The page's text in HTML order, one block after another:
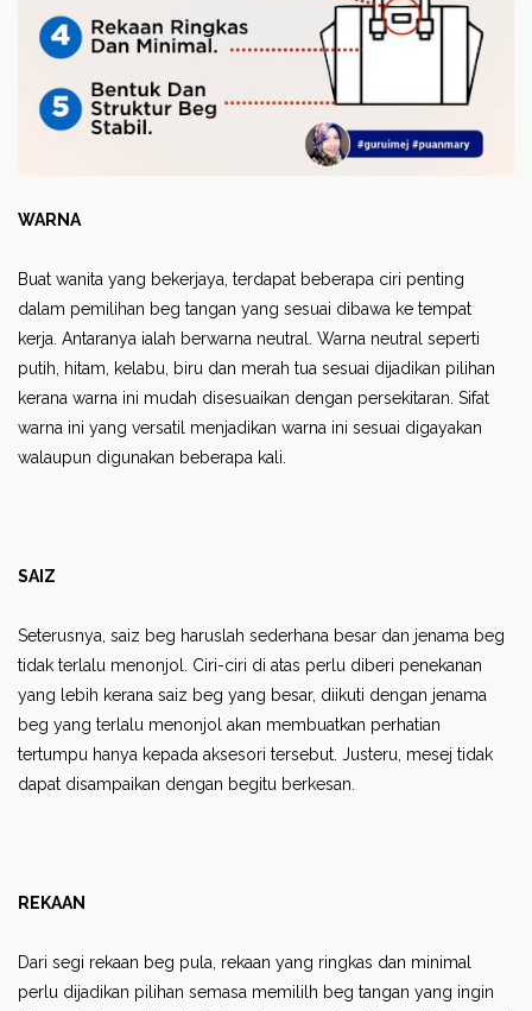
WARNA
Buat wanita yang bekerjaya, terdapat beberapa ciri penting
dalam pemilihan beg tangan yang sesuai dibawa ke tempat
kerja. Antaranya ialah berwarna neutral. Warna neutral seperti
putih, hitam, kelabu, biru dan merah tua sesuai dijadikan pilihan
kerana warna ini mudah disesuaikan dengan persekitaran. Sifat
warna ini yang versatil menjadikan warna ini sesuai digayakan
walaupun digunakan beberapa kali.
SAIZ
Seterusnya, saiz beg haruslah sederhana besar dan jenama beg
tidak terlalu menonjol. Ciri-ciri di atas perlu diberi penekanan
yang lebih kerana saiz beg yang besar, diikuti dengan jenama
beg yang terlalu menonjol akan membuatkan perhatian
tertumpu hanya kepada aksesori tersebut. Justeru, mesej tidak
dapat disampaikan dengan begitu berkesan.
REKAAN
Dari segi rekaan beg pula, rekaan yang ringkas dan minimal
perlu dijadikan pilihan semasa memililh beg tangan yang ingin